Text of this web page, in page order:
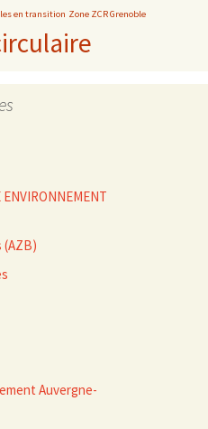
en transition Zone ZCR Grenoble
ENVIRONNEMENT
Auvergne-